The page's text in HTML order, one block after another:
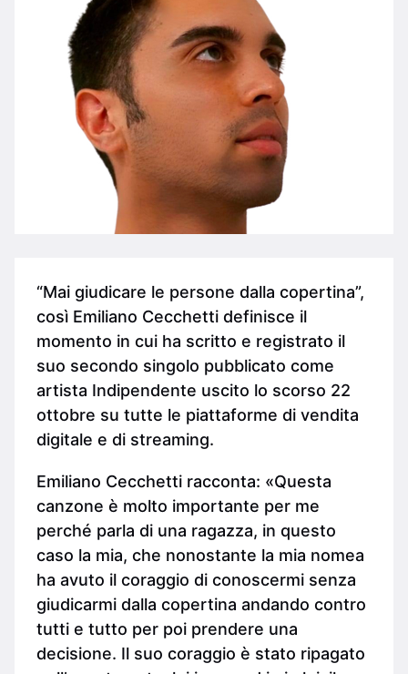
“Mai giudicare le persone dalla copertina”,
così Emiliano Cecchetti definisce il
momento in cui ha scritto e registrato il
suo secondo singolo pubblicato come
artista Indipendente uscito lo scorso 22
ottobre su tutte le piattaforme di vendita
digitale e di streaming.
Emiliano Cecchetti racconta: «Questa
canzone è molto importante per me
perché parla di una ragazza, in questo
caso la mia, che nonostante la mia nomea
ha avuto il coraggio di conoscermi senza
giudicarmi dalla copertina andando contro
tutti e tutto per poi prendere una
decisione. Il suo coraggio è stato ripagato